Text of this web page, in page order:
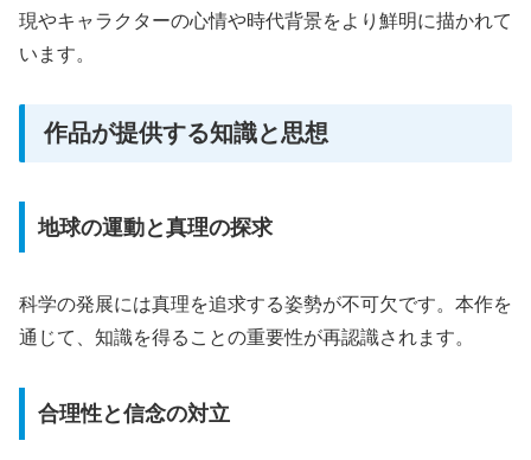
現やキャラクターの心情や時代背景をより鮮明に描かれて
います。
作品が提供する知識と思想
地球の運動と真理の探求
科学の発展には真理を追求する姿勢が不可欠です。本作を
通じて、知識を得ることの重要性が再認識されます。
合理性と信念の対立